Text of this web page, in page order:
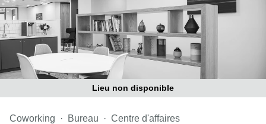
Coworking
Nyon
Coworking
Versoix
Coworking
Meyrin
Salle
réunion
Casa-
Bamba
1-3
Genève
Rue de
Lausanne
69
Louis-
Lieu non disponible
Coworking Bureau Centre d'affaires